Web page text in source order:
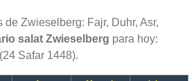
de Zwieselberg: Fajr, Duhr, Asr,
salat Zwieselberg para hoy:
Safar 1448).